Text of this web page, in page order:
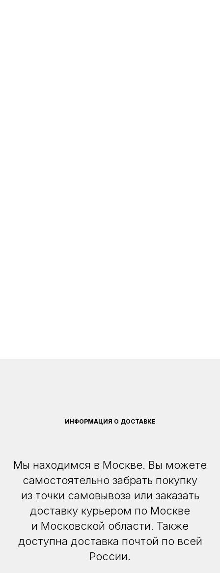
ИНФОРМАЦИЯ О ДОСТАВКЕ
Мы находимся в Москве. Вы можете
самостоятельно забрать покупку
из точки самовывоза или заказать
доставку курьером по Москве
и Московской области. Также
доступна доставка почтой по всей
России.